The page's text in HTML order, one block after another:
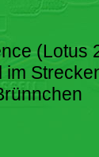
(Lotus
im